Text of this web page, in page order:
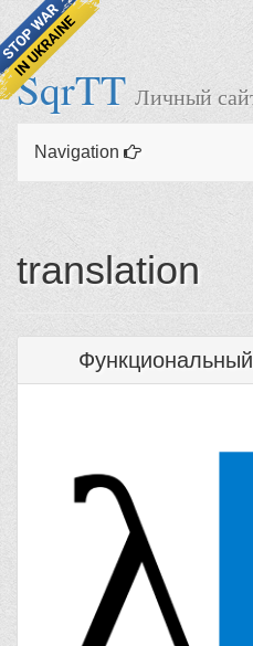
SqrTT Личный
Navigation
content
translation